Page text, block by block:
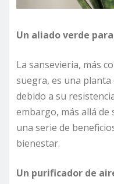
Un aliado verde
La sansevieria, más
suegra, es una
debido a su
embargo, más allá de
una serie de
bienestar.
Un purificador de